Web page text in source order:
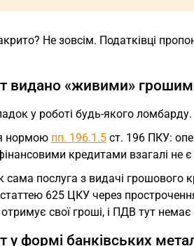
Не зовсім. Податківці
видано «живими»
у роботі будь-якого
нормою пп. 196.1.5 ст. 196 ПКУ:
кредитами взагалі не
послуга з видачі грошового
625 ЦКУ через
свої гроші, і ПДВ тут немає
у формі банківських